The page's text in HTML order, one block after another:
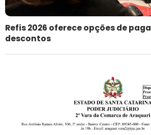
Refis 2026 oferece opções de
descontos